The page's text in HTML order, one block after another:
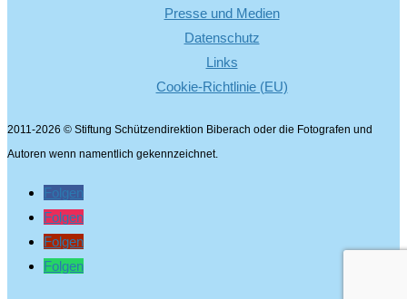
Presse und Medien
Datenschutz
Links
Cookie-Richtlinie (EU)
2011-2026 © Stiftung Schützendirektion Biberach oder die Fotografen und
Autoren wenn namentlich gekennzeichnet.
Folgen
Folgen
Folgen
Folgen